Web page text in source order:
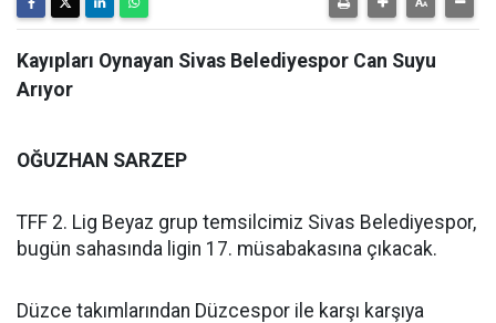
Kayıpları Oynayan Sivas Belediyespor Can Suyu
Arıyor
OĞUZHAN SARZEP
TFF 2. Lig Beyaz grup temsilcimiz Sivas Belediyespor,
bugün sahasında ligin 17. müsabakasına çıkacak.
Düzce takımlarından Düzcespor ile karşı karşıya